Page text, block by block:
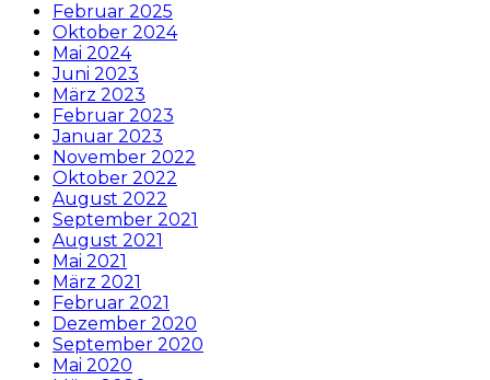
Februar 2025
Oktober 2024
Mai 2024
Juni 2023
März 2023
Februar 2023
Januar 2023
November 2022
Oktober 2022
August 2022
September 2021
August 2021
Mai 2021
März 2021
Februar 2021
Dezember 2020
September 2020
Mai 2020